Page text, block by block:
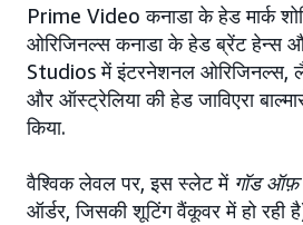
Prime Video कनाडा के हेड मार्क
ओरिजिनल्स कनाडा के हेड ब्रेंट हेन्स
Studios में इंटरनेशनल ओरिजिनल्स,
और ऑस्ट्रेलिया की हेड जाविएरा
किया.
वैश्विक लेवल पर, इस स्लेट में गॉड ऑफ़
ऑर्डर, जिसकी शूटिंग वैंकूवर में हो रही